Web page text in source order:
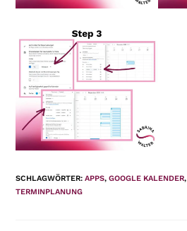
SCHLAGWÖRTER:APPS, GOOGLE KALENDER,
TERMINPLANUNG